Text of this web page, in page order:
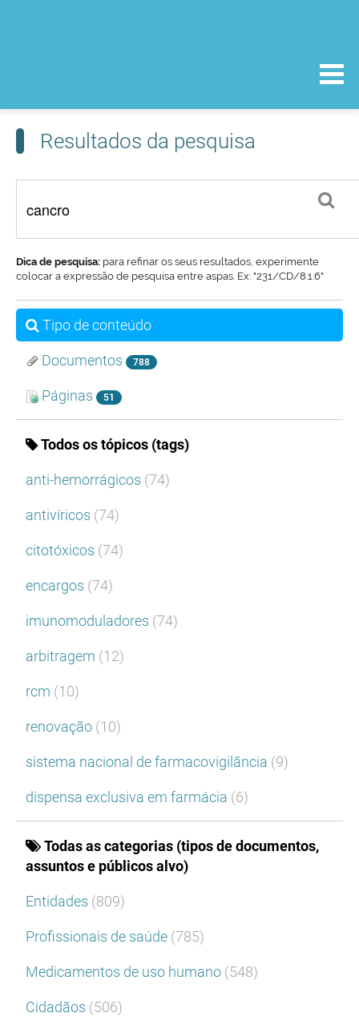
Resultados da pesquisa
Dica de pesquisa: para refinar os seus resultados, experimente
colocar a expressão de pesquisa entre aspas. Ex: "231/CD/8.1.6"
Tipo de conteúdo
Documentos 788
Páginas 51
Todos os tópicos (tags)
anti-hemorrágicos (74)
antivíricos (74)
citotóxicos (74)
encargos (74)
imunomoduladores (74)
arbitragem (12)
rcm (10)
renovação (10)
sistema nacional de farmacovigilância (9)
dispensa exclusiva em farmácia (6)
Todas as categorias (tipos de documentos,
assuntos e públicos alvo)
Entidades (809)
Profissionais de saúde (785)
Medicamentos de uso humano (548)
Cidadãos (506)